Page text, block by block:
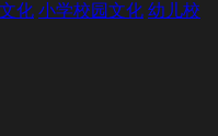
化 小学校园文化 幼儿校